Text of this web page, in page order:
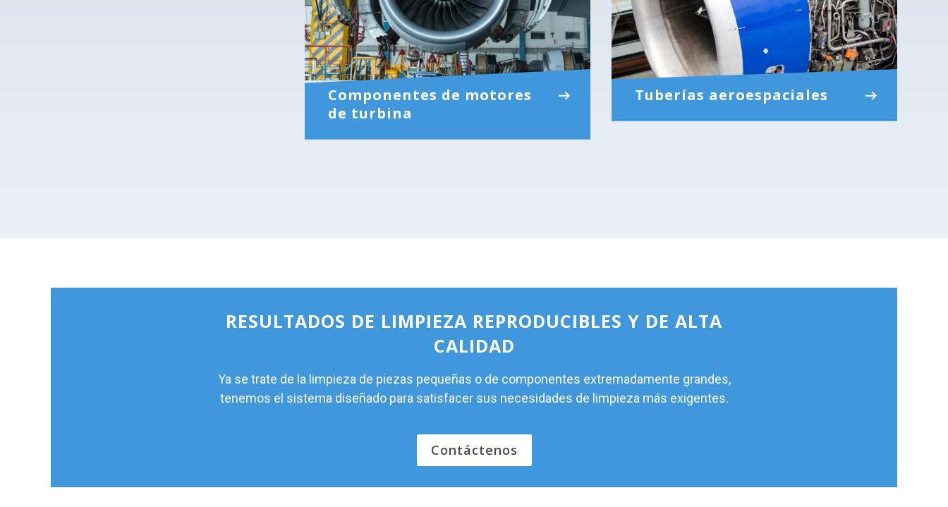
Componentes de motores
de turbina
Tuberías aeroespaciales
RESULTADOS DE LIMPIEZA REPRODUCIBLES Y DE ALTA
CALIDAD
Ya se trate de la limpieza de piezas pequeñas o de componentes extremadamente grandes,
tenemos el sistema diseñado para satisfacer sus necesidades de limpieza más exigentes.
Contáctenos